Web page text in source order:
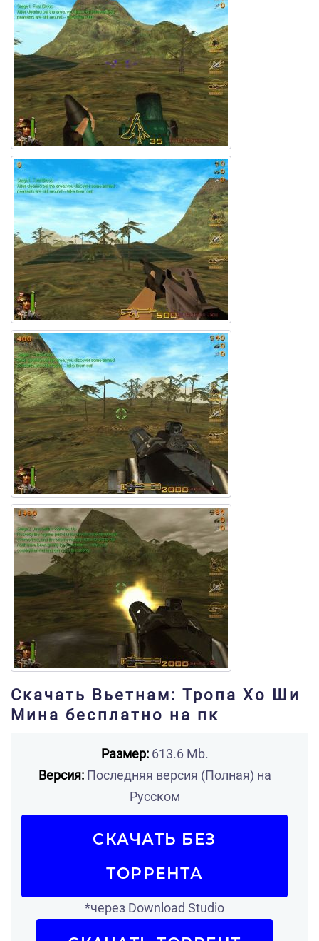
Скачать Вьетнам: Тропа Хо Ши
Мина бесплатно на пк
Размер:613.6 Mb.
Версия:Последняя версия (Полная) на
Русском
СКАЧАТЬ БЕЗ
ТОРРЕНТА
*через Download Studio